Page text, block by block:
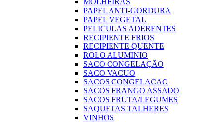
PAPEL ANTI-GORDURA
PAPEL VEGETAL
PELICULAS ADERENTES
RECIPIENTE FRIOS
RECIPIENTE QUENTE
ROLO ALUMINIO
SACO CONGELAÇÃO
SACO VACUO
SACOS CONGELACAO
SACOS FRANGO ASSADO
SACOS FRUTA/LEGUMES
SAQUETAS TALHERES
VINHOS